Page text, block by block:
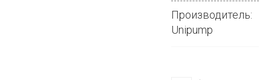
Производитель:
Unipump